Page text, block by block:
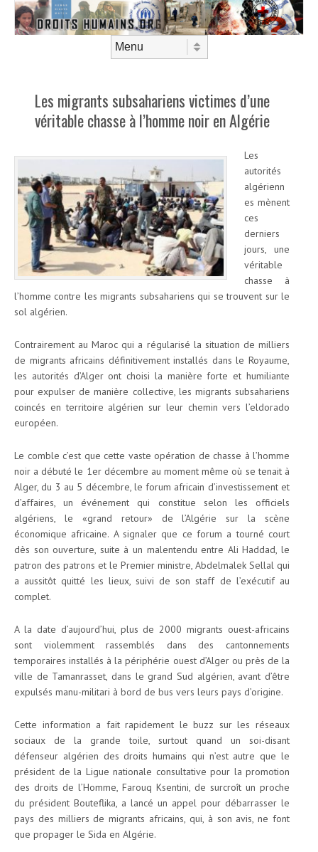
Les migrants subsahariens victimes d’une
véritable chasse à l’homme noir en Algérie
Les
autorités
algérienn
es mènent
ces
derniers
jours, une
véritable
chasse à
l’homme contre les migrants subsahariens qui se trouvent sur le
sol algérien.
Contrairement au Maroc qui a régularisé la situation de milliers
de migrants africains définitivement installés dans le Royaume,
les autorités d’Alger ont choisi la manière forte et humiliante
pour expulser de manière collective, les migrants subsahariens
coincés en territoire algérien sur leur chemin vers l’eldorado
européen.
Le comble c’est que cette vaste opération de chasse à l’homme
noir a débuté le 1er décembre au moment même où se tenait à
Alger, du 3 au 5 décembre, le forum africain d’investissement et
d’affaires, un événement qui constitue selon les officiels
algériens, le «grand retour» de l’Algérie sur la scène
économique africaine. A signaler que ce forum a tourné court
dès son ouverture, suite à un malentendu entre Ali Haddad, le
patron des patrons et le Premier ministre, Abdelmalek Sellal qui
a aussitôt quitté les lieux, suivi de son staff de l’exécutif au
complet.
A la date d’aujourd’hui, plus de 2000 migrants ouest-africains
sont violemment rassemblés dans des cantonnements
temporaires installés à la périphérie ouest d’Alger ou près de la
ville de Tamanrasset, dans le grand Sud algérien, avant d’être
expulsés manu-militari à bord de bus vers leurs pays d’origine.
Cette information a fait rapidement le buzz sur les réseaux
sociaux de la grande toile, surtout quand un soi-disant
défenseur algérien des droits humains qui n’est autre que le
président de la Ligue nationale consultative pour la promotion
des droits de l’Homme, Farouq Ksentini, de surcroît un proche
du président Bouteflika, a lancé un appel pour débarrasser le
pays des milliers de migrants africains, qui, à son avis, ne font
que propager le Sida en Algérie.